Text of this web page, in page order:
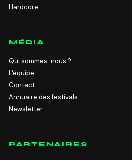
Hardcore
MÉDIA
Qui sommes-nous ?
L'équipe
Contact
Annuaire des festivals
Newsletter
PARTENAIRES